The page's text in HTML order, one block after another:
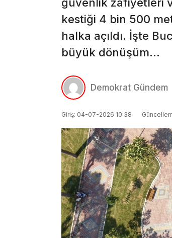
güvenlik zafiyetleri
kestiği 4 bin 500
halka açıldı. İşte
büyük dönüşüm…
Demokrat Gündem
Giriş: 04-07-2026 10:38